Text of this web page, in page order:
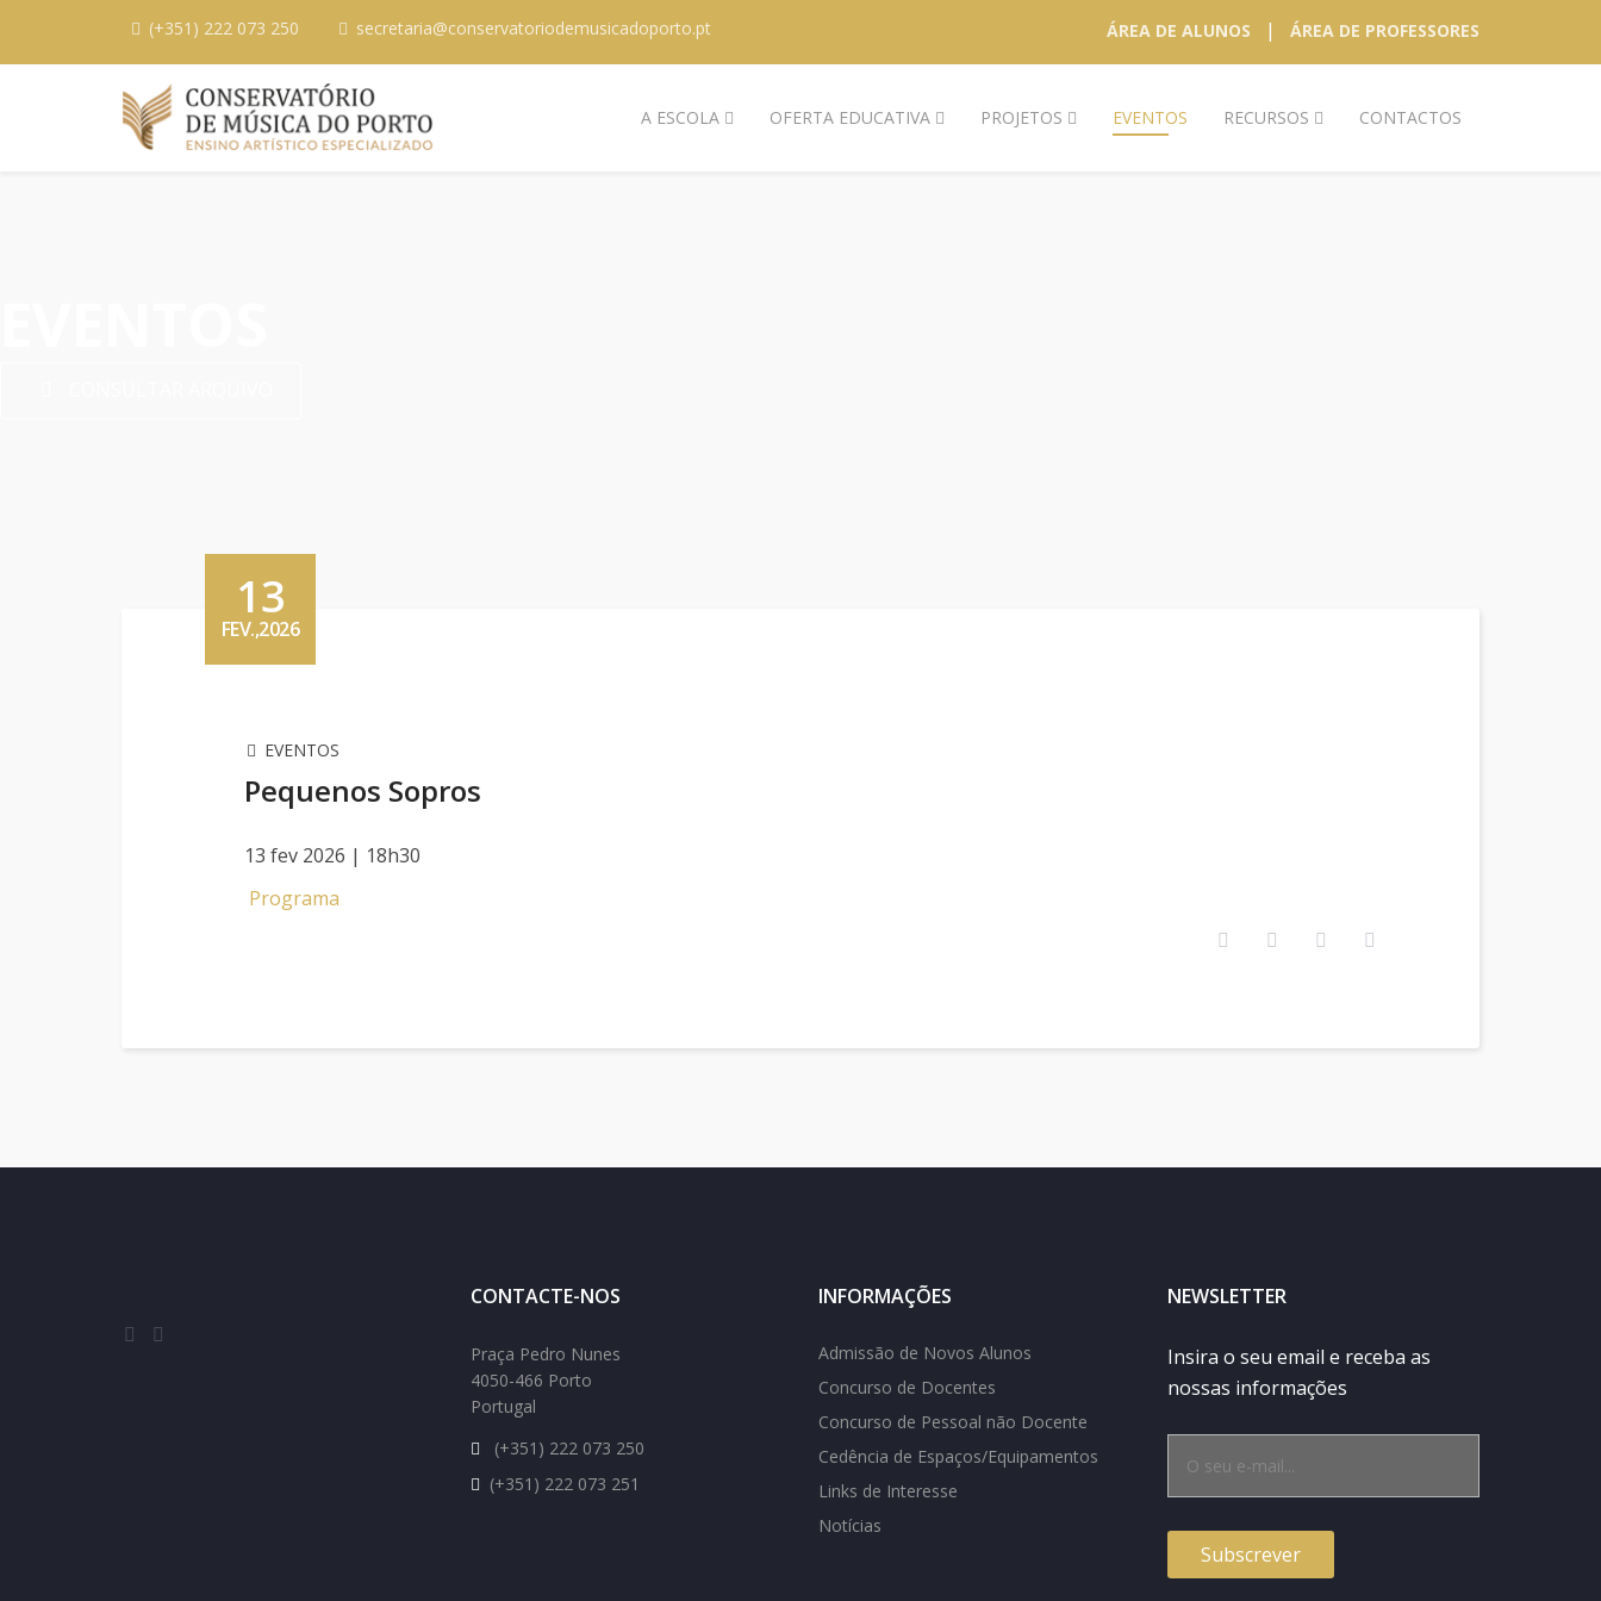
(+351) 222 073 250 secretaria@conservatoriodemusicadoporto.pt ÁREA DE ALUNOS | ÁREA DE PROFESSORES
A ESCOLA OFERTA EDUCATIVA PROJETOS EVENTOS RECURSOS CONTACTOS
13
FEV.,2026
EVENTOS
Pequenos Sopros
13 fev 2026 | 18h30
Programa
CONTACTE-NOS
Praça Pedro Nunes
4050-466 Porto
Portugal
(+351) 222 073 250
(+351) 222 073 251
INFORMAÇÕES
Admissão de Novos Alunos
Concurso de Docentes
Concurso de Pessoal não Docente
Cedência de Espaços/Equipamentos
Links de Interesse
Notícias
NEWSLETTER
Insira o seu email e receba as
nossas informações